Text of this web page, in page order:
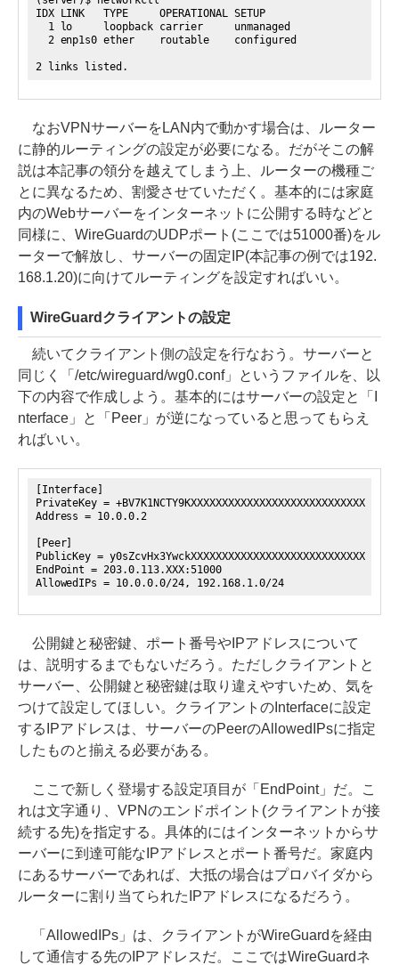
IDX LINK TYPE OPERATIONAL SETUP
1 lo loopback carrier unmanaged
2 enp1s0 ether routable configured
2 links listed.
なおVPNサーバーをLAN内で動かす場合は、ルーター
に静的ルーティングの設定が必要になる。だがそこの解
説は本記事の領分を越えてしまう上、ルーターの機種ご
とに異なるため、割愛させていただく。基本的には家庭
内のWebサーバーをインターネットに公開する時などと
同様に、WireGuardのUDPポート(ここでは51000番)をル
ーターで解放し、サーバーの固定IP(本記事の例では192.
168.1.20)に向けてルーティングを設定すればいい。
WireGuardクライアントの設定
続いてクライアント側の設定を行なおう。サーバーと
同じく「/etc/wireguard/wg0.conf」というファイルを、以
下の内容で作成しよう。基本的にはサーバーの設定と「I
nterface」と「Peer」が逆になっていると思ってもらえ
ればいい。
[Interface]
PrivateKey = +BV7K1NCTY9KXXXXXXXXXXXXXXXXXXXXXXXXXXXX ←
Address = 10.0.0.2 ← サーバーから割り当て
[Peer]
PublicKey = y0sZcvHx3YwckXXXXXXXXXXXXXXXXXXXXXXXXXXXX ←
EndPoint = 203.0.113.XXX:51000 ← VPNのエンドポイ
AllowedIPs = 10.0.0.0/24, 192.168.1.0/24 ← WireGuard
公開鍵と秘密鍵、ポート番号やIPアドレスについて
は、説明するまでもないだろう。ただしクライアントと
サーバー、公開鍵と秘密鍵は取り違えやすいため、気を
つけて設定してほしい。クライアントのInterfaceに設定
するIPアドレスは、サーバーのPeerのAllowedIPsに指定
したものと揃える必要がある。
ここで新しく登場する設定項目が「EndPoint」だ。こ
れは文字通り、VPNのエンドポイント(クライアントが接
続する先)を指定する。具体的にはインターネットからサ
ーバーに到達可能なIPアドレスとポート番号だ。家庭内
にあるサーバーであれば、大抵の場合はプロバイダから
ルーターに割り当てられたIPアドレスになるだろう。
「AllowedIPs」は、クライアントがWireGuardを経由
して通信する先のIPアドレスだ。ここではWireGuardネ